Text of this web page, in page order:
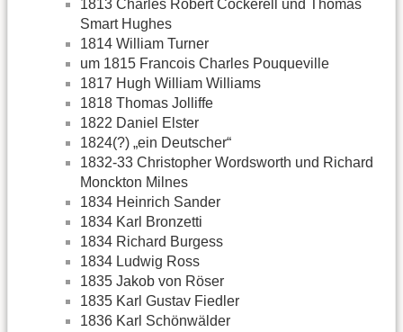
1813 Charles Robert Cockerell und Thomas
Smart Hughes
1814 William Turner
um 1815 Francois Charles Pouqueville
1817 Hugh William Williams
1818 Thomas Jolliffe
1822 Daniel Elster
1824(?) „ein Deutscher“
1832-33 Christopher Wordsworth und Richard
Monckton Milnes
1834 Heinrich Sander
1834 Karl Bronzetti
1834 Richard Burgess
1834 Ludwig Ross
1835 Jakob von Röser
1835 Karl Gustav Fiedler
1836 Karl Schönwälder